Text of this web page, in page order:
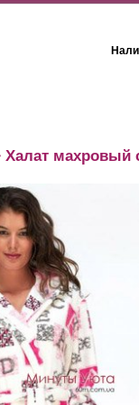
Халат махровый